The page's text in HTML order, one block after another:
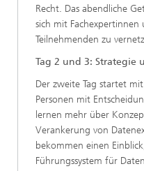
Recht. Das abendliche
sich mit
Teilnehmenden zu
​​Tag 2 und 3: Strategie
​Der zweite Tag startet
Personen mit
lernen mehr über
Verankerung von
bekommen einen
Führungssystem für